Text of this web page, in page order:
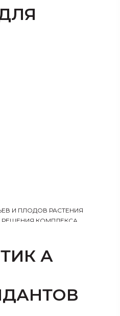
И ПЛОДОВ РАСТЕНИЯ
КОМПЛЕКСА
НАРУШЕНИЙ
КРУПНЫХ ГОРОДОВ
ТОКА КРОВИ В
ЛОГИЧЕСКОЕ МЫШЛЕНИЕ,
А